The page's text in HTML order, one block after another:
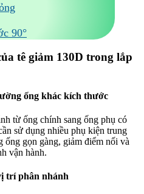
90°
tê giảm 130D trong lắp
ống khác kích thước
từ ống chính sang ống phụ có
sử dụng nhiều phụ kiện trung
gọn gàng, giảm điểm nối và
vận hành.
trí phân nhánh